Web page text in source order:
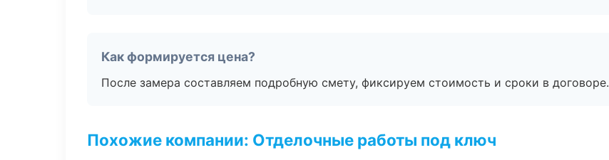
Как формируется цена?
После замера составляем подробную смету, фиксируем стоимость и сроки в договоре.
Похожие компании: Отделочные работы под ключ